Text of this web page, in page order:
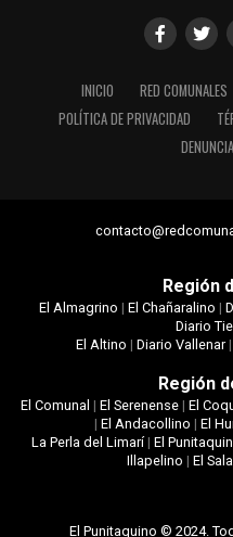
INICIO RED COMUNALES
POLÍTICA DE PRIVACIDAD
Región
El Almagrino | El Chañaralino |
Diario
El Altino | Diario Vallenar|
Región
El Comunal | El Serenense| El
| El Andacollino | El
La Perla del Limarí|El
Illapelino | El
El Punitaquino © 2024.